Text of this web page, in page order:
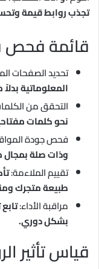
تجذب روابط قيمة
قائمة فحص
تحديد الصفحات
المعلوماتية
التحقق من
نحو كلمات
فحص جودة
وذات صلة
تقييم الملاءمة:
طبيعة متجرك
مراقبة الأداء:
بشكل دوري.
قياس تأثير